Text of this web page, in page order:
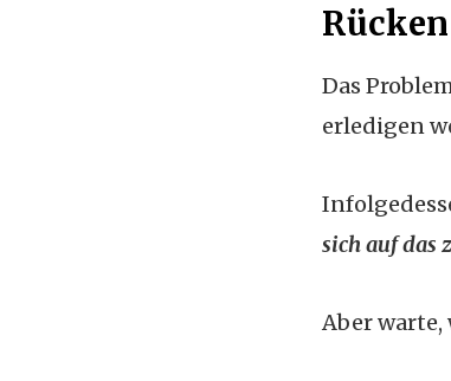
Das
erledigen
sich auf das
Aber